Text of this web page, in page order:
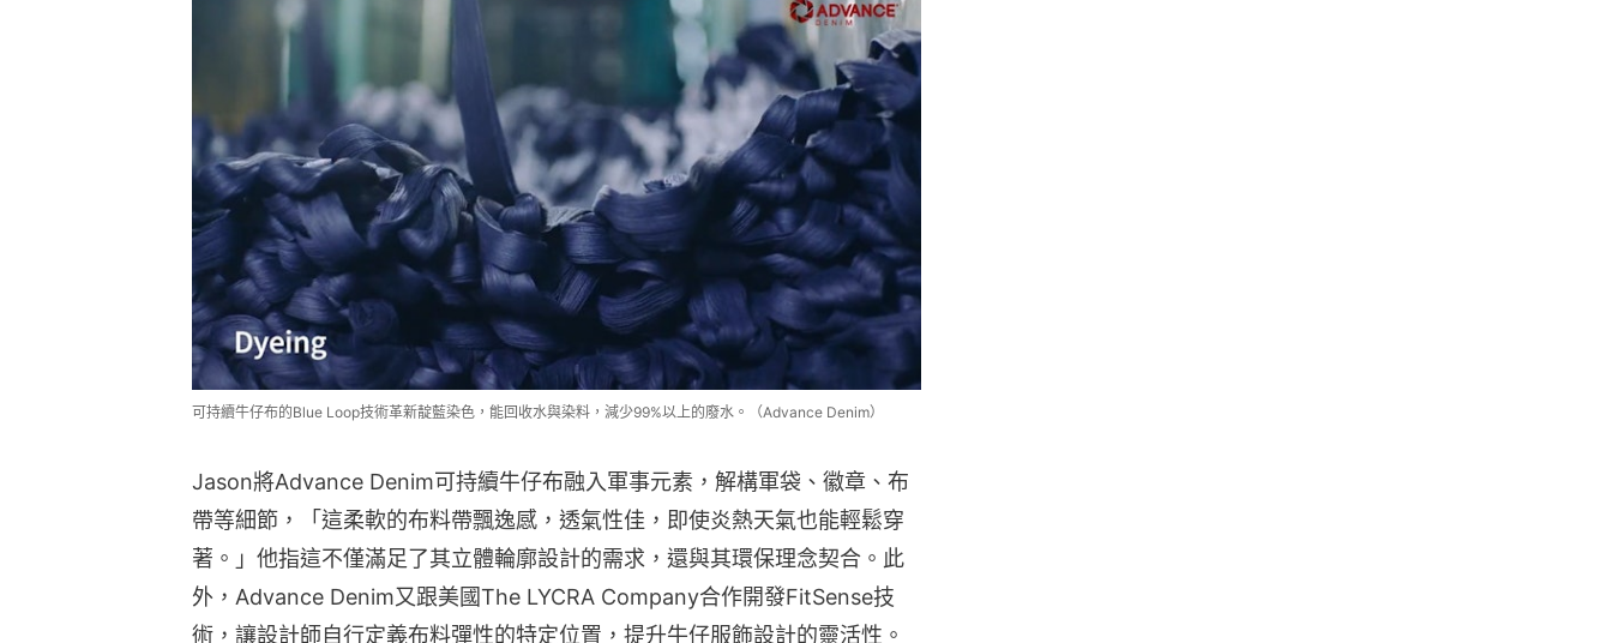
可持續牛仔布的Blue Loop技術革新靛藍染色，能回收水與染料，減少99%以上的廢水。（Advance Denim）
Jason將Advance Denim可持續牛仔布融入軍事元素，解構軍袋、徽章、布
帶等細節，「這柔軟的布料帶飄逸感，透氣性佳，即使炎熱天氣也能輕鬆穿
著。」他指這不僅滿足了其立體輪廓設計的需求，還與其環保理念契合。此
外，Advance Denim又跟美國The LYCRA Company合作開發FitSense技
術，讓設計師自行定義布料彈性的特定位置，提升牛仔服飾設計的靈活性。